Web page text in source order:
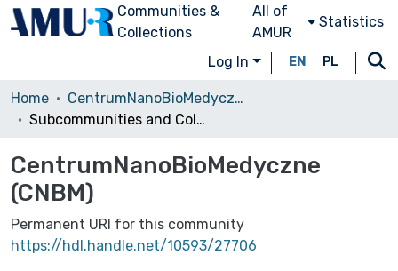
Communities &
Collections
All of
AMUR
Statistics
Log In EN PL
Home
CentrumNanoBioMedyczne (CNBM)
Subcommunities and Collections
CentrumNanoBioMedyczne
(CNBM)
Permanent URI for this community
https://hdl.handle.net/10593/27706